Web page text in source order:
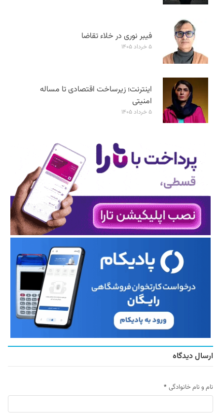
فیبر نوری در خلاء تقاضا
۵ خرداد ۱۴۰۵
اینترنت؛ زیرساخت اقتصادی تا مساله
امنیتی
۵ خرداد ۱۴۰۵
ارسال دیدگاه
نام و نام خانوادگی *